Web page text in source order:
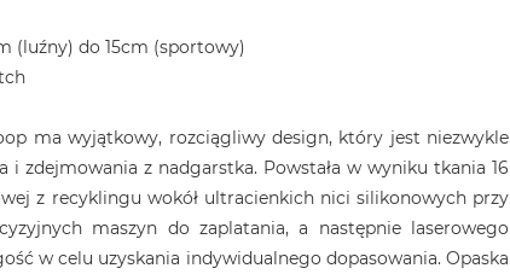
(luźny) do 15cm (sportowy)
ma wyjątkowy, rozciągliwy design, który jest niezwykle
i zdejmowania z nadgarstka. Powstała w wyniku tkania 16
z recyklingu wokół ultracienkich nici silikonowych przy
maszyn do zaplatania, a następnie laserowego
w celu uzyskania indywidualnego dopasowania. Opaska